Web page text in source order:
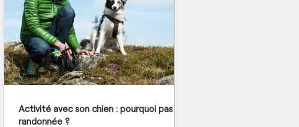
Activité avec son chien : pourquoi pas la
randonnée ?